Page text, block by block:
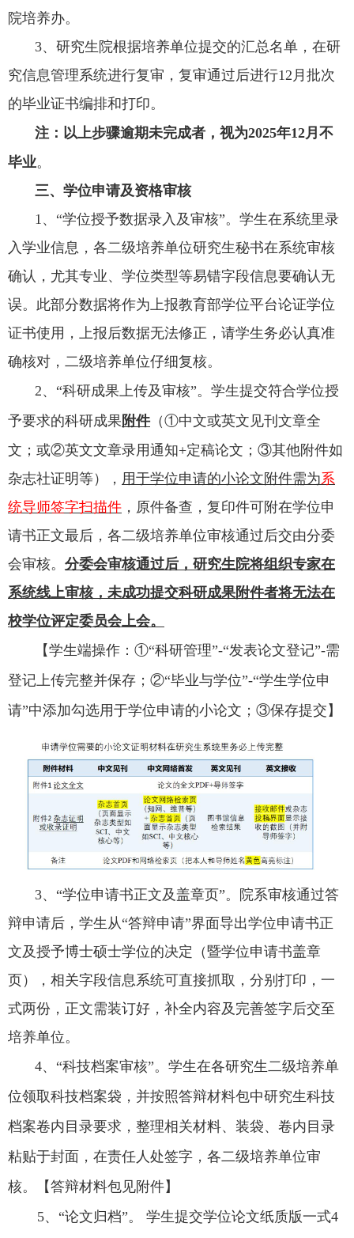
院培养办。
3、研究生院根据培养单位提交的汇总名单，在研
究信息管理系统进行复审，复审通过后进行12月批次
的毕业证书编排和打印。
注： 以上步骤逾期未完成者，视为2025年12月 不
毕业。
三、学位申请及资格审核
1、“学位授予数据录入及审核”。学生在系统里录
入学业信息，各二级培养单位研究生秘书在系统审核
确认，尤其专业、学位类型等易错字段信息要确认无
误。此部分数据将作为上报教育部学位平台论证学位
证书使用，上报后数据无法修正，请学生务必认真准
确核对，二级培养单位仔细复核。
2、“科研成果上传及审核”。学生提交符合学位授
予要求的科研成果 附件（①中文或英文见刊文章全
文； 或②英文文章录用通知+定稿论文；③其他附件如
杂志社证明等）
， 用于学位申请的小论文 附件需为系
统导师签字扫描件 ，原件备查， 复印件可附在学位申
请书正文最后， 各二级培养单位审核通过后交由分委
会审核。 分委会审核通过后，研究生院将组织专家在
系统线上审核，未成功提交科研成果附件者将无法在
校学位评定委员会上会。
【学生端操作： ①“科研管理”-“发表论文登记”-需
登记上传完整并保存；②“毕业与学位”-“学生学位申
请”中添加勾选用于学位申请的小论文；③保存提交】
3、“学位申请书正文及盖章页”。院系审核通过答
辩申请后，学生从“答辩申请”界面导出学位申请书正
文及授予博士硕士学位的决定（暨学位申请书盖章
页），相关字段信息系统可直接抓取，分别打印，一
式两份，正文需装订好，补全内容及完善签字后交至
培养单位。
4、 “科技档案审核”。学生在各研究生二级培养单
位领取科技档案袋，并按照答辩材料包中研究生科技
档案卷内目录要求，整理相关材料、装袋、卷内目录
粘贴于封面，在责任人处签字，各二级培养单位审
核。
【答辩材料包见附件】
5、 “论文归档”。 学生提交学位论文纸质版一式4